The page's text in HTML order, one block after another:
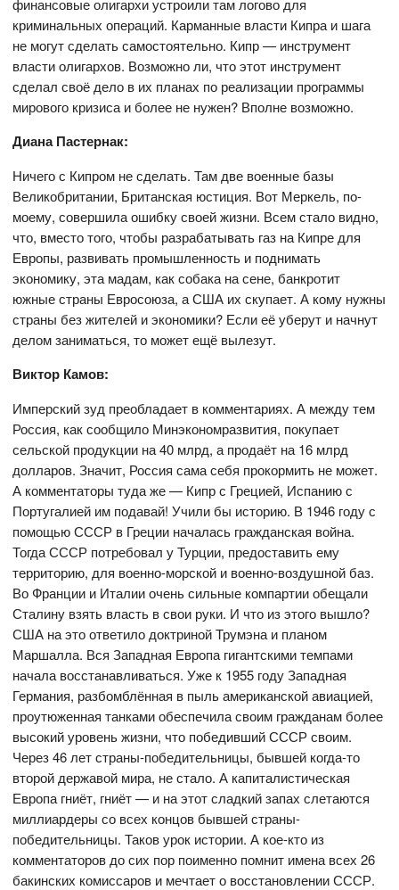
криминальных операций. Карманные власти Кипра и шага
не могут сделать самостоятельно. Кипр — инструмент
власти олигархов. Возможно ли, что этот инструмент
сделал своё дело в их планах по реализации программы
мирового кризиса и более не нужен? Вполне возможно.
Диана Пастернак:
Ничего с Кипром не сделать. Там две военные базы
Великобритании, Британская юстиция. Вот Меркель, по-
моему, совершила ошибку своей жизни. Всем стало видно,
что, вместо того, чтобы разрабатывать газ на Кипре для
Европы, развивать промышленность и поднимать
экономику, эта мадам, как собака на сене, банкротит
южные страны Евросоюза, а США их скупает. А кому нужны
страны без жителей и экономики? Если её уберут и начнут
делом заниматься, то может ещё вылезут.
Виктор Камов:
Имперский зуд преобладает в комментариях. А между тем
Россия, как сообщило Минэкономразвития, покупает
сельской продукции на 40 млрд, а продаёт на 16 млрд
долларов. Значит, Россия сама себя прокормить не может.
А комментаторы туда же — Кипр с Грецией, Испанию с
Португалией им подавай! Учили бы историю. В 1946 году с
помощью СССР в Греции началась гражданская война.
Тогда СССР потребовал у Турции, предоставить ему
территорию, для военно-морской и военно-воздушной баз.
Во Франции и Италии очень сильные компартии обещали
Сталину взять власть в свои руки. И что из этого вышло?
США на это ответило доктриной Трумэна и планом
Маршалла. Вся Западная Европа гигантскими темпами
начала восстанавливаться. Уже к 1955 году Западная
Германия, разбомблённая в пыль американской авиацией,
проутюженная танками обеспечила своим гражданам более
высокий уровень жизни, что победивший СССР своим.
Через 46 лет страны-победительницы, бывшей когда-то
второй державой мира, не стало. А капиталистическая
Европа гниёт, гниёт — и на этот сладкий запах слетаются
миллиардеры со всех концов бывшей страны-
победительницы. Таков урок истории. А кое-кто из
комментаторов до сих пор поименно помнит имена всех 26
бакинских комиссаров и мечтает о восстановлении СССР.